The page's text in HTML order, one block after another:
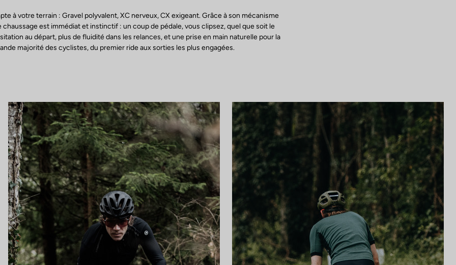
à votre terrain : Gravel polyvalent, XC nerveux, CX exigeant. Grâce à son mécanisme
est immédiat et instinctif : un coup de pédale, vous clipsez, quel que soit le
au départ, plus de fluidité dans les relances, et une prise en main naturelle pour la
majorité des cyclistes, du premier ride aux sorties les plus engagées.